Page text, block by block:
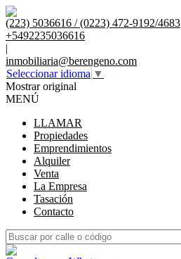
(223) 5036616 / (0223) 472-9192/4683
+5492235036616
|
inmobiliaria@berengeno.com
Seleccionar idioma ▼
Mostrar original
MENÚ
LLAMAR
Propiedades
Emprendimientos
Alquiler
Venta
La Empresa
Tasación
Contacto